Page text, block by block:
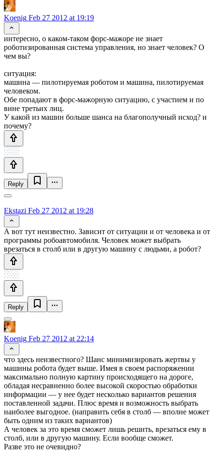
Koenig Feb 27 2012 at 19:19
интересно, о каком-таком форс-мажоре не знает
роботизированная система управления, но знает человек? О
чем вы?
ситуация:
машина — пилотируемая роботом и машина, пилотируемая
человеком.
Обе попадают в форс-мажорную ситуацию, с участием и по
вине третьих лиц.
У какой из машин больше шанса на благополучный исход? и
почему?
Reply
Ekstazi Feb 27 2012 at 19:28
А вот тут неизвестно. Зависит от ситуации и от человека и от
программы робоавтомобиля. Человек может выбрать
врезаться в столб или в другую машину с людьми, а робот?
Reply
Koenig Feb 27 2012 at 22:14
что здесь неизвестного? Шанс минимизировать жертвы у
машины робота будет выше. Имея в своем распоряжении
максимально полную картину происходящего на дороге,
обладая несравненно более высокой скоростью обработки
информации — у нее будет несколько вариантов решения
поставленной задачи. Плюс время и возможность выбрать
наиболее выгодное. (направить себя в столб — вполне может
быть одним из таких вариантов)
А человек за это время сможет лишь решить, врезаться ему в
столб, или в другую машину. Если вообще сможет.
Разве это не очевидно?